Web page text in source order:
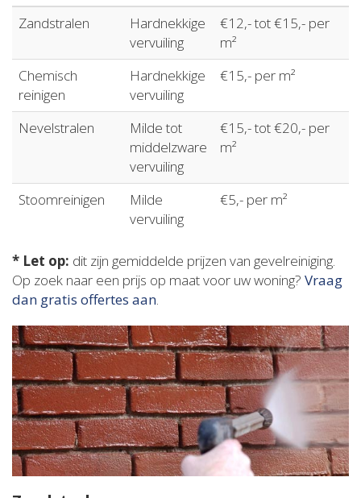
Zandstralen
Hardnekkige
vervuiling
€12,- tot €15,- per
m²
Chemisch
reinigen
Hardnekkige
vervuiling
€15,- per m²
Nevelstralen
Milde tot
middelzware
vervuiling
€15,- tot €20,- per
m²
Stoomreinigen
Milde
vervuiling
€5,- per m²
* Let op: dit zijn gemiddelde prijzen van gevelreiniging.
Op zoek naar een prijs op maat voor uw woning? Vraag
dan gratis offertes aan.